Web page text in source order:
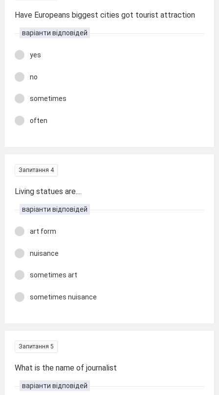
Have Europeans biggest cities got tourist attraction
варіанти відповідей
yes
no
sometimes
often
Запитання 4
Living statues are....
варіанти відповідей
art form
nuisance
sometimes art
sometimes nuisance
Запитання 5
What is the name of journalist
варіанти відповідей